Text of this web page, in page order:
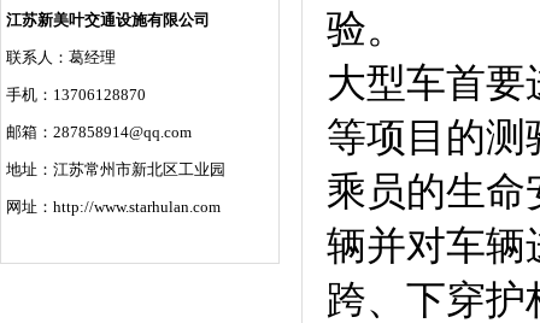
验。
大型车首
等项目的测
乘员的生命
辆并对车辆
跨、下穿护
江苏新美叶交通设施有限公司
联系人：葛经理
手机：13706128870
邮箱：287858914@qq.com
地址：江苏常州市新北区工业园
网址：http://www.starhulan.com